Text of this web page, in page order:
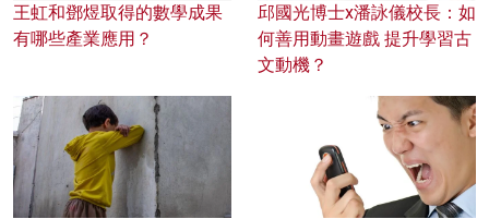
王虹和鄧煜取得的數學成果
有哪些產業應用？
邱國光博士x潘詠儀校長：如
何善用動畫遊戲 提升學習古
文動機？